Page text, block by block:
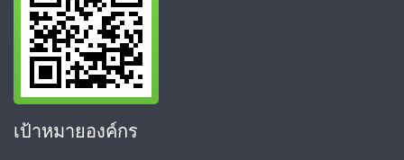
เป้าหมายองค์กร